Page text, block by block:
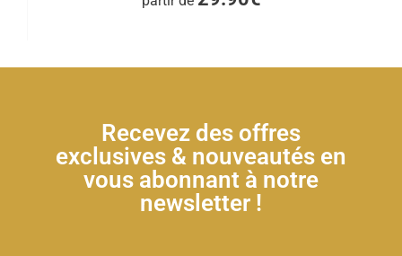
Recevez des offres
exclusives & nouveautés en
vous abonnant à notre
newsletter !